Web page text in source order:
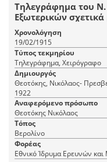
Τηλεγράφημα του Ν.
Εξωτερικών
απέναντι στην Ιταλία.
Χρονολόγηση
19/02/1915
Τύπος τεκμηρίου
Τηλεγράφημα, Χειρόγραφο
Δημιουργός
Θεοτόκης, Νικόλαος- Πρεσβευτής της Ελλάδας στο Βερολίνο- 1878-
1922
Αναφερόμενο πρόσωπο
Θεοτόκης Νικόλαος
Τόπος
Βερολίνο
Φορέας
Εθνικό Ίδρυμα Ερευνών